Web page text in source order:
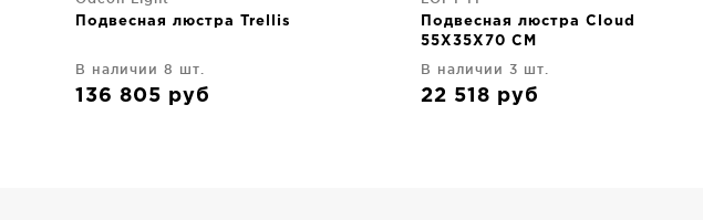
Подвесная люстра Trellis
В наличии 8 шт.
136 805 руб
Подвесная люстра Cloud
55X35X70 CM
В наличии 3 шт.
22 518 руб